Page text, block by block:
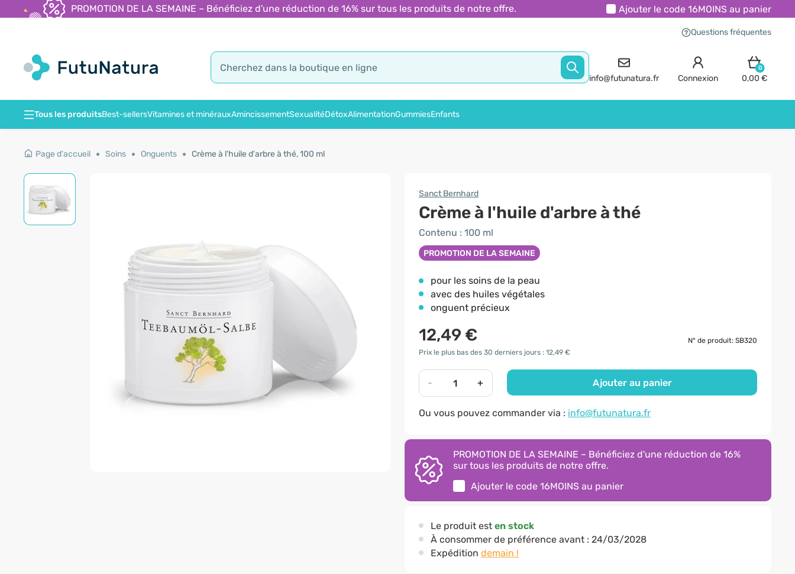
PROMOTION DE LA SEMAINE – Bénéficiez d'une réduction de 16% sur tous les produits de notre offre. Ajouter le code 16MOINSau panier
Questions fréquentes
info@futunatura.fr Connexion
0
0,00 €
Tous les produitsBest-sellersVitamines et minérauxAmincissementSexualitéDétoxAlimentationGummiesEnfants
Page d'accueil Soins Onguents Crème à l'huile d'arbre à thé, 100 ml
Sanct Bernhard
Crème à l'huile d'arbre à thé
Contenu : 100 ml
PROMOTION DE LA SEMAINE
pour les soins de la peau
avec des huiles végétales
onguent précieux
12,49 €
N° de produit: SB320
Prix le plus bas des 30 derniers jours : 12,49 €
- + Ajouter au panier
Ou vous pouvez commander via : info@futunatura.fr
PROMOTION DE LA SEMAINE – Bénéficiez d'une réduction de 16%
sur tous les produits de notre offre.
Ajouter le code 16MOINS au panier
Le produit est en stock
À consommer de préférence avant : 24/03/2028
Expédition demain !